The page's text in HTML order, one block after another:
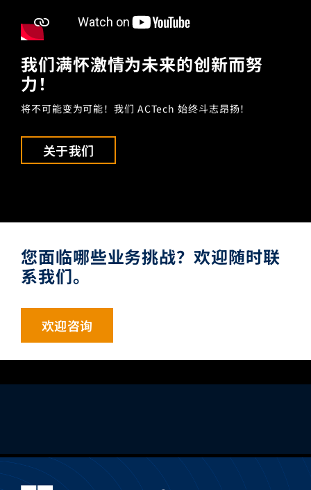
我们满怀激情为未来的创新而努
力！
将不可能变为可能！我们 ACTech 始终斗志昂扬！
关于我们
您面临哪些业务挑战？欢迎随时联
系我们。
欢迎咨询